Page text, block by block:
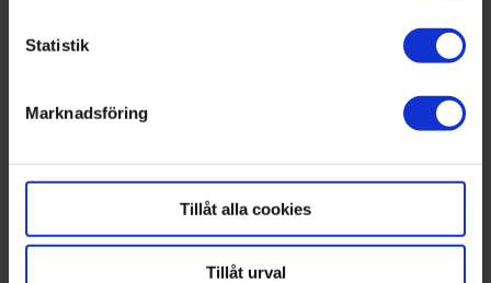
Ta reda på mer om hur dina personliga uppgifter
. Du kan ändra eller dra tillbaka ditt samtycke när som
Statistik
Marknadsföring
Tillåt alla cookies
Tillåt urval
Hemmapremiär slutade
med förlust: "Jättejämn
match"
SPORT
Enskede IK:s damer spelar i elitettan för